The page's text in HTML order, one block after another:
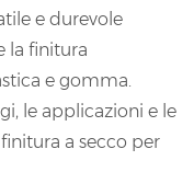
e durevole
la finitura
e gomma.
le applicazioni e le
a secco per